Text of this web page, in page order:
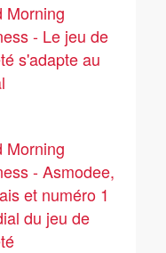
Morning
- Le jeu de
s'adapte au
Morning
- Asmodee,
et numéro 1
du jeu de